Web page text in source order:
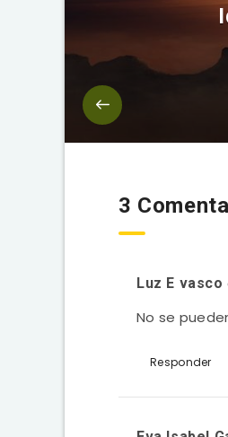
3
Luz E vasco
No se
Responder